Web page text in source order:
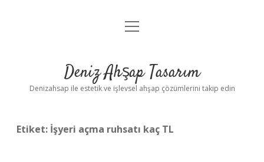
Anasayfa
Yasal Uyarı
menüyü
Deniz Ahşap Tasarım
Denizahsap ile estetik ve işlevsel ahşap çözümlerini takip edin
Etiket: İşyeri açma ruhsatı kaç TL